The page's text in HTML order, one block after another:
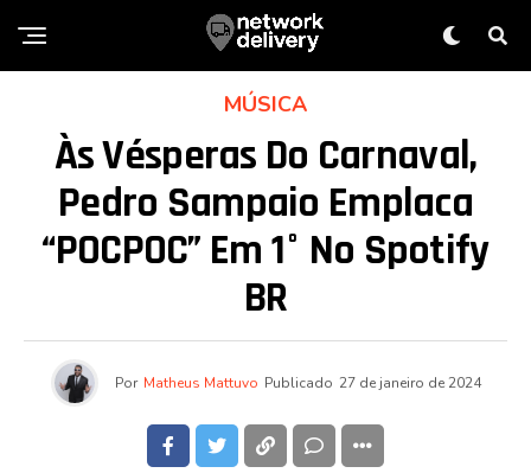
MÚSICA
Às Vésperas Do Carnaval,
Pedro Sampaio Emplaca
“POCPOC” Em 1° No Spotify
BR
Por Matheus Mattuvo Publicado 27 de janeiro de 2024